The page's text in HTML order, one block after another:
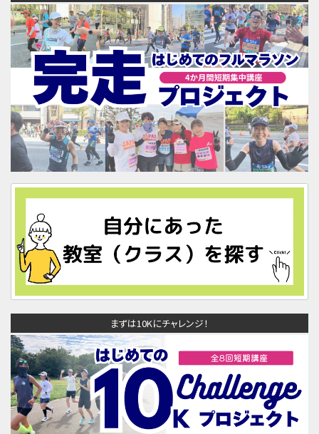
まずは10Kにチャレンジ！